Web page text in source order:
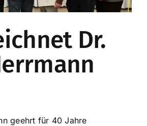
Dr.
geehrt für 40 Jahre